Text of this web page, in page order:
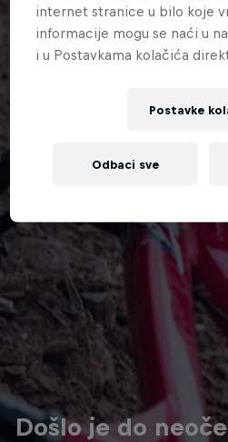
Došlo je do
internet stranice u bilo koje
informacije mogu se naći u
i u Postavkama kolačića
Postavke
Odbaci sve